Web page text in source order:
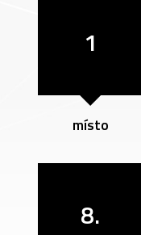
1
místo
8.